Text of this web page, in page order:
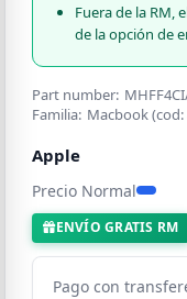
Fuera de la RM,
de la opción de
Part number:
Familia: Macbook(cod:
Apple
Precio Normal
ENVÍO GRATIS RM
Pago con